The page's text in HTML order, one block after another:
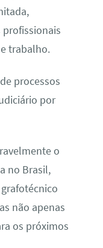
profissionais
trabalho.
processos
por
o
no Brasil,
não apenas
os próximos